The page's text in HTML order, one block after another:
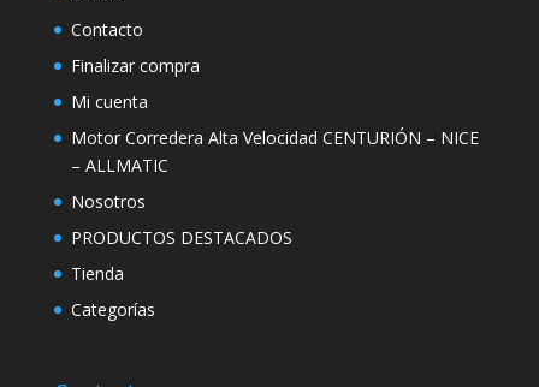
Contacto
Finalizar compra
Mi cuenta
Motor Corredera Alta Velocidad CENTURIÓN – NICE
– ALLMATIC
Nosotros
PRODUCTOS DESTACADOS
Tienda
Categorías